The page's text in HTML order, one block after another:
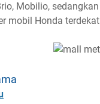
Mobilio, sedangkan
mobil Honda